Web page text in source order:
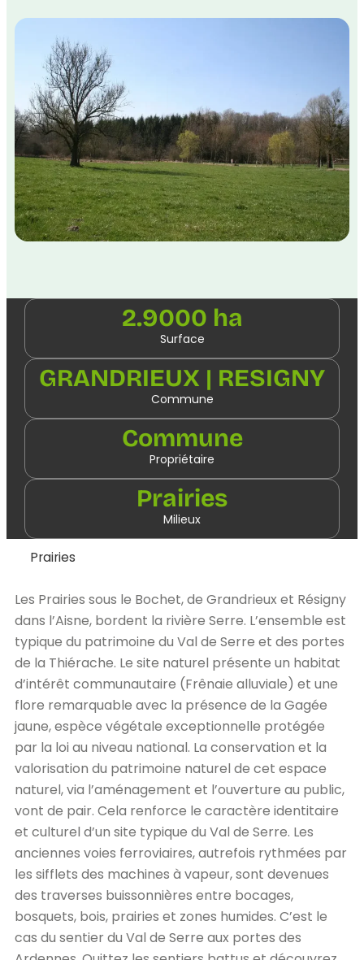
2.9000 ha
Surface
GRANDRIEUX | RESIGNY
Commune
Commune
Propriétaire
Prairies
Milieux
Prairies
Les Prairies sous le Bochet, de Grandrieux et Résigny
dans l’Aisne, bordent la rivière Serre. L’ensemble est
typique du patrimoine du Val de Serre et des portes
de la Thiérache. Le site naturel présente un habitat
d’intérêt communautaire (Frênaie alluviale) et une
flore remarquable avec la présence de la Gagée
jaune, espèce végétale exceptionnelle protégée
par la loi au niveau national. La conservation et la
valorisation du patrimoine naturel de cet espace
naturel, via l’aménagement et l’ouverture au public,
vont de pair. Cela renforce le caractère identitaire
et culturel d’un site typique du Val de Serre. Les
anciennes voies ferroviaires, autrefois rythmées par
les sifflets des machines à vapeur, sont devenues
des traverses buissonnières entre bocages,
bosquets, bois, prairies et zones humides. C’est le
cas du sentier du Val de Serre aux portes des